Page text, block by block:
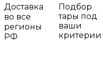
Доставка
во все
регионы
РФ
Подбор
тары под
ваши
критерии